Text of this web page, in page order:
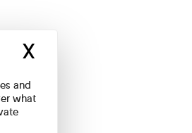
and
what
X